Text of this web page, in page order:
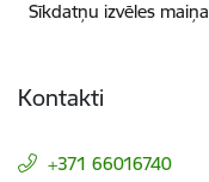
Sīkdatņu izvēles maiņa
Kontakti
+371 66016740